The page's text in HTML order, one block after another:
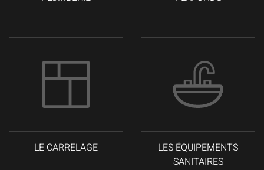
LE CARRELAGE
LES ÉQUIPEMENTS
SANITAIRES